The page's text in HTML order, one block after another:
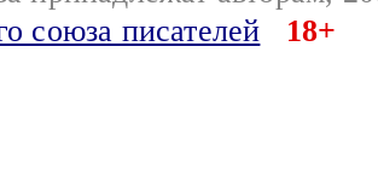
союза писателей
18+